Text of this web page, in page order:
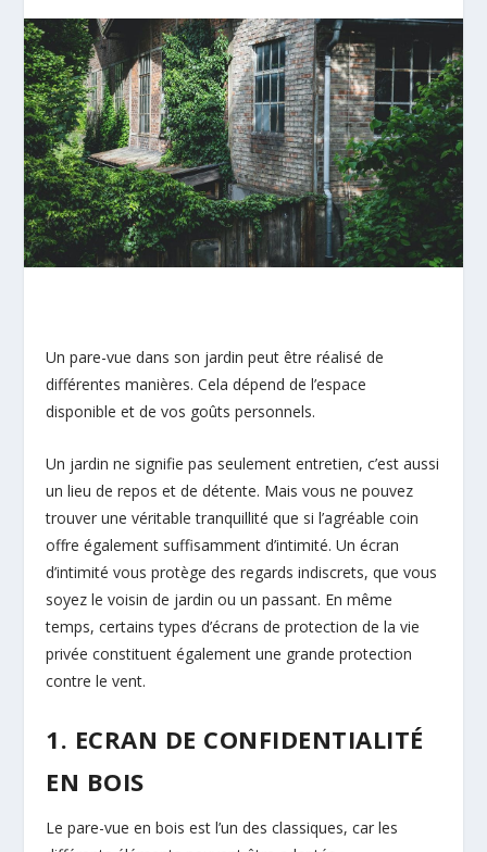
Un pare-vue dans son jardin peut être réalisé de
différentes manières. Cela dépend de l’espace
disponible et de vos goûts personnels.
Un jardin ne signifie pas seulement entretien, c’est aussi
un lieu de repos et de détente. Mais vous ne pouvez
trouver une véritable tranquillité que si l’agréable coin
offre également suffisamment d’intimité. Un écran
d’intimité vous protège des regards indiscrets, que vous
soyez le voisin de jardin ou un passant. En même
temps, certains types d’écrans de protection de la vie
privée constituent également une grande protection
contre le vent.
1. ECRAN DE CONFIDENTIALITÉ
EN BOIS
Le pare-vue en bois est l’un des classiques, car les